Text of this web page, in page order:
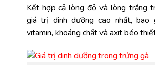
Kết hợp cả lòng đỏ và lòng trắng
giá trị dinh dưỡng cao nhất, bao
vitamin, khoáng chất và axit béo